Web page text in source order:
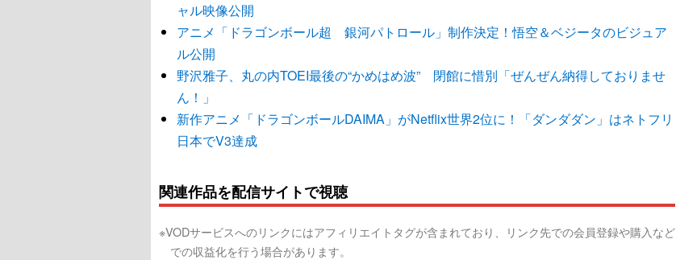
ャル映像公開
アニメ「ドラゴンボール超 銀河パトロール」制作決定！悟空＆ベジータのビジュア
ル公開
野沢雅子、丸の内TOEI最後の“かめはめ波” 閉館に惜別「ぜんぜん納得しておりませ
ん！」
新作アニメ「ドラゴンボールDAIMA」がNetflix世界2位に！「ダンダダン」はネトフリ
日本でV3達成
関連作品を配信サイトで視聴
※VODサービスへのリンクにはアフィリエイトタグが含まれており、リンク先での会員登録や購入など
での収益化を行う場合があります。